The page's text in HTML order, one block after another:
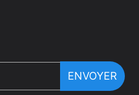
ENVOYER